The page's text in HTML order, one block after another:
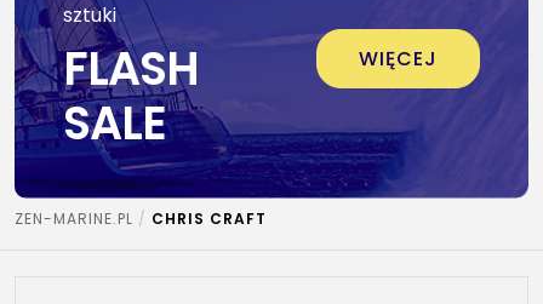
sztuki
FLASH
SALE
WIĘCEJ
ZEN-MARINE.PL CHRIS CRAFT